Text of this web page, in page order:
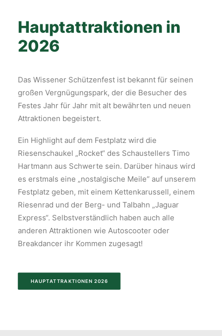
Hauptattraktionen in
2026
Das Wissener Schützenfest ist bekannt für seinen
großen Vergnügungspark, der die Besucher des
Festes Jahr für Jahr mit alt bewährten und neuen
Attraktionen begeistert.
Ein Highlight auf dem Festplatz wird die
Riesenschaukel „Rocket“ des Schaustellers Timo
Hartmann aus Schwerte sein. Darüber hinaus wird
es erstmals eine „nostalgische Meile“ auf unserem
Festplatz geben, mit einem Kettenkarussell, einem
Riesenrad und der Berg- und Talbahn „Jaguar
Express“. Selbstverständlich haben auch alle
anderen Attraktionen wie Autoscooter oder
Breakdancer ihr Kommen zugesagt!
HAUPTATTRAKTIONEN 2026